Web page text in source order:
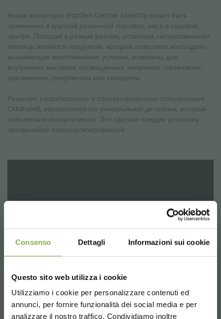
Consenso Dettagli Informazioni sui cookie
Questo sito web utilizza i cookie
Utilizziamo i cookie per personalizzare contenuti ed
annunci, per fornire funzionalità dei social media e per
analizzare il nostro traffico. Condividiamo inoltre
Новая концепция Garden Center Identity может быть
применена в крупной розничной торговле, как и в садовом
центре. Попадая в разные реалии, установка «искусственной»
теплицы является продуктом, который позволяет воссоздать
вызывающие воспоминания условия, возможно, для
внутренних выставок, посвященных, например, гортензиям,
цикламенам, суккулентам или орхидеям.
Решение, разработанное и спроектированное сотрудниками
Orlandelli, характеризуется уникальными деталями, которые
невозможно воспроизвести. Это сделает каждую установку
чрезвычайно персонализированной.
СКАЧАТЬ